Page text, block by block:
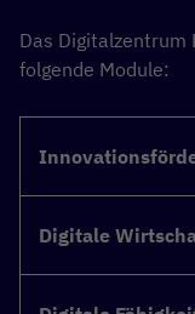
Das Digitalzentrum
folgende Module:
Digitale